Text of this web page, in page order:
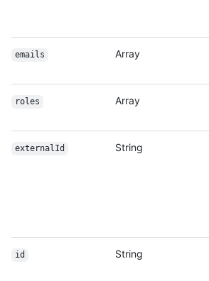
emails Array
roles Array
externalId String
id String